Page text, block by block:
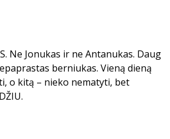
Ne Jonukas ir ne Antanukas. Daug
berniukas. Vieną dieną
o kitą – nieko nematyti, bet